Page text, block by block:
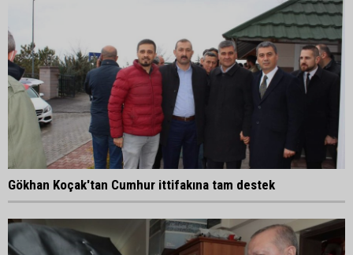
Gökhan Koçak'tan Cumhur ittifakına tam destek